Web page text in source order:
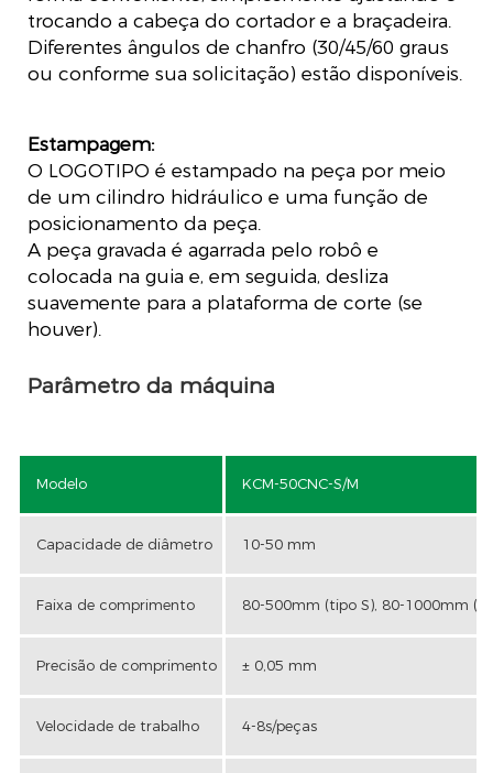
trocando a cabeça do cortador e a braçadeira.
Diferentes ângulos de chanfro (30/45/60 graus
ou conforme sua solicitação) estão disponíveis.
Estampagem:
O LOGOTIPO é estampado na peça por meio
de um cilindro hidráulico e uma função de
posicionamento da peça.
A peça gravada é agarrada pelo robô e
colocada na guia e, em seguida, desliza
suavemente para a plataforma de corte (se
houver).
Parâmetro da máquina
Modelo KCM-50CNC-S/M
Capacidade de diâmetro 10-50 mm
Faixa de comprimento 80-500mm (tipo S), 80-1000mm
Precisão de comprimento ± 0,05 mm
Velocidade de trabalho 4-8s/peças